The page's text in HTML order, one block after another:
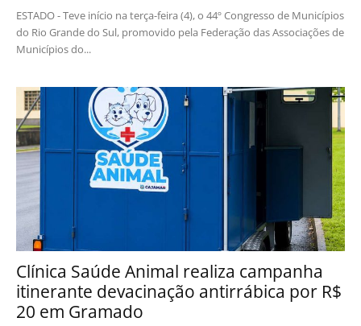
ESTADO - Teve início na terça-feira (4), o 44º Congresso de Municípios
do Rio Grande do Sul, promovido pela Federação das Associações de
Municípios do...
Clínica Saúde Animal realiza campanha
itinerante devacinação antirrábica por R$
20 em Gramado